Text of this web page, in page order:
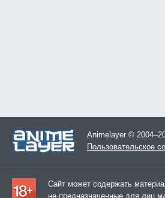
Animelayer ©
Пользовательское
Сайт может содержать
не предназначенные для лиц